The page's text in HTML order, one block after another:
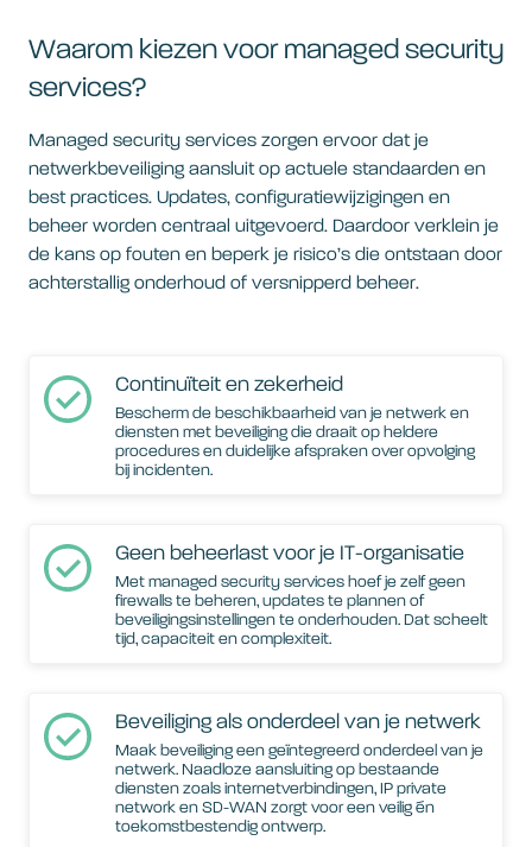
Waarom kiezen voor managed security
services?
Managed security services zorgen ervoor dat je
netwerkbeveiliging aansluit op actuele standaarden en
best practices. Updates, configuratiewijzigingen en
beheer worden centraal uitgevoerd. Daardoor verklein je
de kans op fouten en beperk je risico’s die ontstaan door
achterstallig onderhoud of versnipperd beheer.
Continuïteit en zekerheid
Bescherm de beschikbaarheid van je netwerk en
diensten met beveiliging die draait op heldere
procedures en duidelijke afspraken over opvolging
bij incidenten.
Geen beheerlast voor je IT-organisatie
Met managed security services hoef je zelf geen
firewalls te beheren, updates te plannen of
beveiligingsinstellingen te onderhouden. Dat scheelt
tijd, capaciteit en complexiteit.
Beveiliging als onderdeel van je netwerk
Maak beveiliging een geïntegreerd onderdeel van je
netwerk. Naadloze aansluiting op bestaande
diensten zoals internetverbindingen, IP private
network en SD-WAN zorgt voor een veilig én
toekomstbestendig ontwerp.